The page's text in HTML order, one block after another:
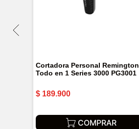
Cortadora Personal Remington
Todo en 1 Series 3000 PG3001
$ 189.900
COMPRAR